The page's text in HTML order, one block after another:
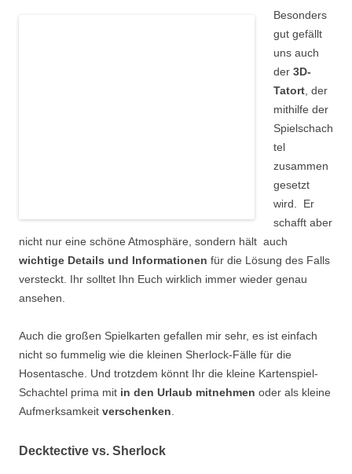
Besonders
gut gefällt
uns auch
der 3D-
Tatort , der
mithilfe der
Spielschach
tel
zusammen
gesetzt
wird. Er
schafft aber
nicht nur eine schöne Atmosphäre, sondern hält auch
wichtige Details und Informationen für die Lösung des Falls
versteckt. Ihr solltet Ihn Euch wirklich immer wieder genau
ansehen.
Auch die großen Spielkarten gefallen mir sehr, es ist einfach
nicht so fummelig wie die kleinen Sherlock-Fälle für die
Hosentasche. Und trotzdem könnt Ihr die kleine Kartenspiel-
Schachtel prima mit in den Urlaub mitnehmen oder als kleine
Aufmerksamkeit verschenken
Decktective vs. Sherlock